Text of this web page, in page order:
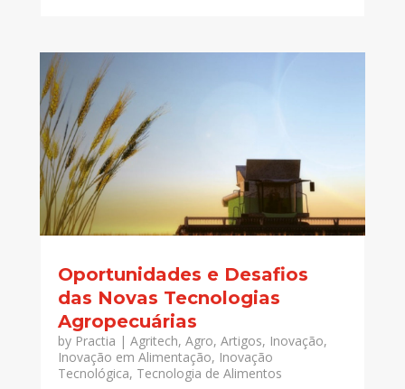
Oportunidades e Desafios
das Novas Tecnologias
Agropecuárias
by Practia | Agritech, Agro, Artigos, Inovação,
Inovação em Alimentação, Inovação
Tecnológica, Tecnologia de Alimentos